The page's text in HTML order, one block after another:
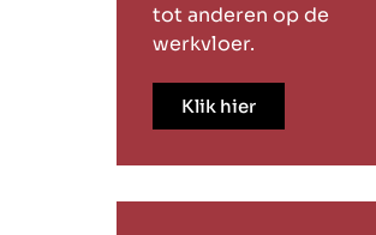
tot anderen op de
werkvloer.
Klik hier